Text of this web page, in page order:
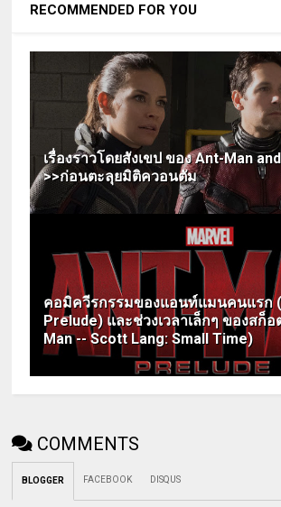
RECOMMENDED FOR YOU
เรื่องราวโดยสังเขป ของ Ant-Man
>>ก่อนตะลุยมิติควอนตัม
คอมิควีรกรรมของแอนท์แมนคนแรก
Prelude) และช่วงเวลาเล็กๆ ของสก็
Man -- Scott Lang: Small Time)
COMMENTS
BLOGGER FACEBOOK DISQUS